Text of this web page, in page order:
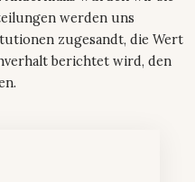
werden uns
zugesandt, die Wert
berichtet wird, den